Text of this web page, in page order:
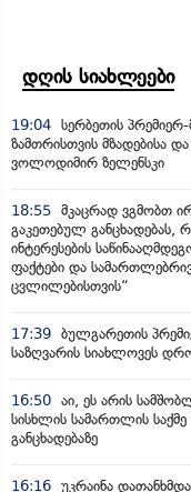
დღის სიახლეები
19:04 სერბეთის
ზამთრისთვის მზადებისა
ვოლოდიმირ ზელენსკი
18:55 მკაცრად ვგმობთ
გაკეთებულ
ინტერესების
ფაქტები და
ცვლილებისთვის“
17:39 ბულგარეთის
საზღვარის სიახლოვეს
16:50 აი, ეს არის
სისხლის სამართლის საქმე
განცხადებაზე
16:16 უკრაინა